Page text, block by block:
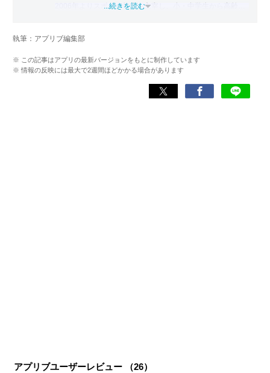
2006年よりスポーツ教室を主宰し、小・中学生から高齢者
日常生活をより豊かにするヘルスケアアプリの活用法を、
メディアや講演を通じて広く発信している。
...続きを読む
執筆：アプリブ編集部
※ この記事はアプリの最新バージョンをもとに制作しています
※ 情報の反映には最大で2週間ほどかかる場合があります
アプリブユーザーレビュー （26）